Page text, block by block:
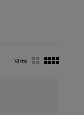
Vista